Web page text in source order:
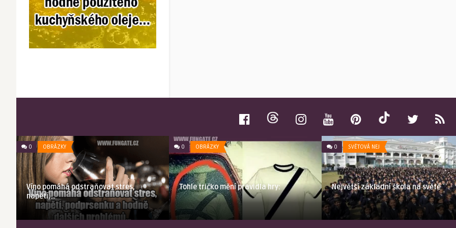
0 OBRÁZKY
Víno pomáhá odstraňovat stres,
napětí,…
0 OBRÁZKY
Tohle tričko mění pravidla hry:
0 SVĚTOVÁ NEJ
Největší základní škola na světě